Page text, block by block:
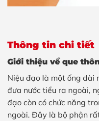
Thông tin chi tiết
Giới thiệu về que
Niệu đạo là một ống dài
đưa nước tiểu ra ngoài,
đạo còn có chức năng
ngoài. Đây là bộ phận